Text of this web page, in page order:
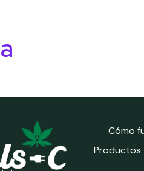
Cómo
Productos